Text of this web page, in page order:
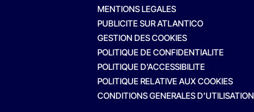
MENTIONS LEGALES
PUBLICITE SUR ATLANTICO
GESTION DES COOKIES
POLITIQUE DE CONFIDENTIALITE
POLITIQUE D’ACCESSIBILITE
POLITIQUE RELATIVE AUX COOKIES
CONDITIONS GENERALES D’UTILISATION